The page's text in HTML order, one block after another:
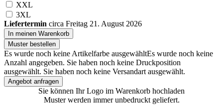
XXL
3XL
Liefertermin circa Freitag 21. August 2026
In meinen Warenkorb
Muster bestellen
Es wurde noch keine Artikelfarbe ausgewähltEs wurde noch keine
Anzahl angegeben. Sie haben noch keine Druckposition
ausgewählt. Sie haben noch keine Versandart ausgewählt.
Angebot anfragen
Sie können Ihr Logo im Warenkorb hochladen
Muster werden immer unbedruckt geliefert.